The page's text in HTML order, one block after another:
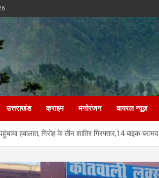
उत्तराखंड क्राइम मनोरंजन वायरल न्यूज़
हवालात, गिरोह के तीन शातिर गिरफ्तार,14 बाइक बरामद